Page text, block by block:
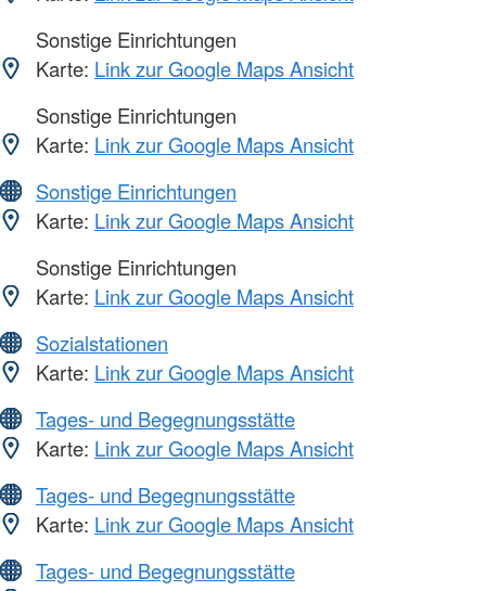
Sonstige Einrichtungen
Karte: Link zur Google Maps Ansicht
Sonstige Einrichtungen
Karte: Link zur Google Maps Ansicht
Sonstige Einrichtungen
Karte: Link zur Google Maps Ansicht
Sonstige Einrichtungen
Karte: Link zur Google Maps Ansicht
Sozialstationen
Karte: Link zur Google Maps Ansicht
Tages- und Begegnungsstätte
Karte: Link zur Google Maps Ansicht
Tages- und Begegnungsstätte
Karte: Link zur Google Maps Ansicht
Tages- und Begegnungsstätte